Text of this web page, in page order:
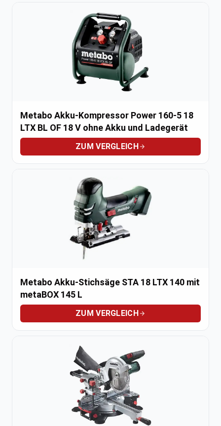
Metabo Akku-Kompressor Power 160-5 18
LTX BL OF 18 V ohne Akku und Ladegerät
ZUM VERGLEICH
Metabo Akku-Stichsäge STA 18 LTX 140 mit
metaBOX 145 L
ZUM VERGLEICH